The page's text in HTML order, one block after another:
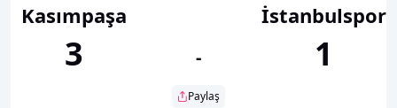
Kasımpaşa
3 -
Paylaş
İstanbulspor
1